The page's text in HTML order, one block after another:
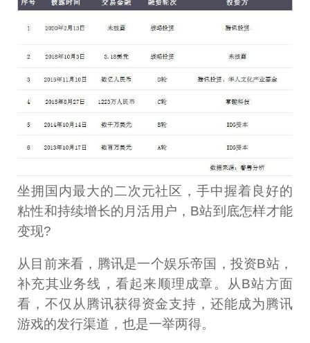
坐拥国内最大的二次元社区，手中握着良好的
粘性和持续增长的月活用户，B站到底怎样才能
变现?
从目前来看，腾讯是一个娱乐帝国，投资B站，
补充其业务线，看起来顺理成章。从B站方面
看，不仅从腾讯获得资金支持，还能成为腾讯
游戏的发行渠道，也是一举两得。